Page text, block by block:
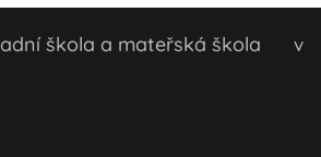
škola a mateřská škola v